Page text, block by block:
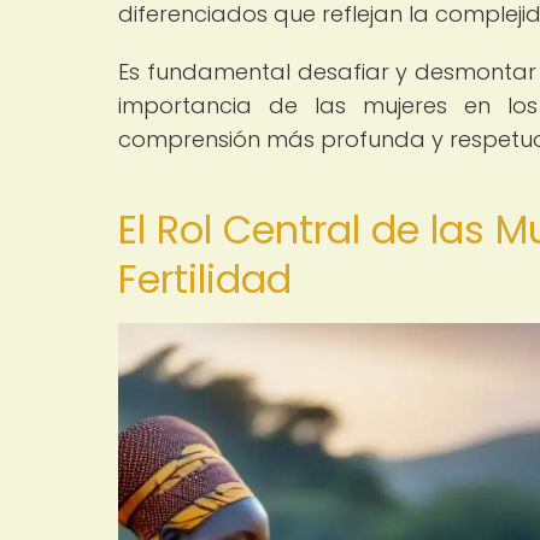
diferenciados que reflejan la
Es fundamental desafiar y
importancia de las mujeres en
comprensión más profunda y
El Rol Central de las
Fertilidad